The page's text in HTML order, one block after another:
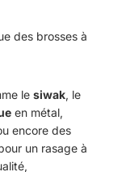
des brosses à
le siwak, le
en métal,
encore des
un rasage à